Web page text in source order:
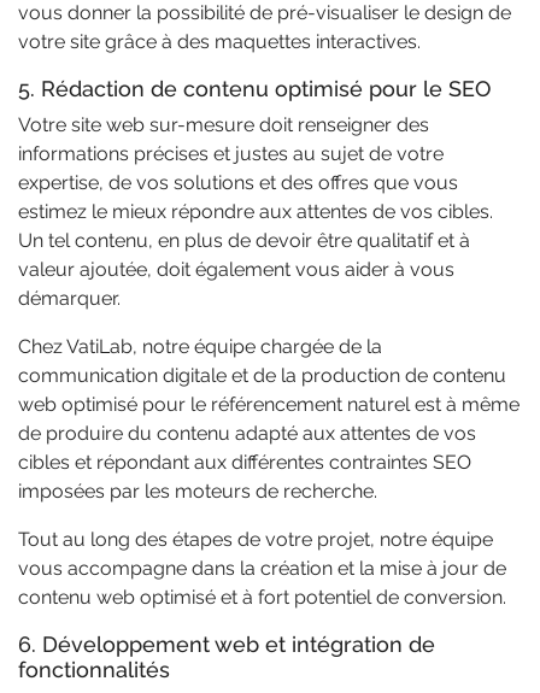
vous donner la possibilité de pré-visualiser le design de
votre site grâce à des maquettes interactives.
5. Rédaction de contenu optimisé pour le SEO
Votre site web sur-mesure doit renseigner des
informations précises et justes au sujet de votre
expertise, de vos solutions et des offres que vous
estimez le mieux répondre aux attentes de vos cibles.
Un tel contenu, en plus de devoir être qualitatif et à
valeur ajoutée, doit également vous aider à vous
démarquer.
Chez VatiLab, notre équipe chargée de la
communication digitale et de la production de contenu
web optimisé pour le référencement naturel est à même
de produire du contenu adapté aux attentes de vos
cibles et répondant aux différentes contraintes SEO
imposées par les moteurs de recherche.
Tout au long des étapes de votre projet, notre équipe
vous accompagne dans la création et la mise à jour de
contenu web optimisé et à fort potentiel de conversion.
6. Développement web et intégration de
fonctionnalités